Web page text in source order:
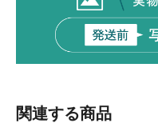
関連する商品